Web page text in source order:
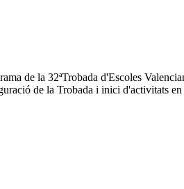
de la 32ªTrobada d'Escoles
de la Trobada i inici d'activitats